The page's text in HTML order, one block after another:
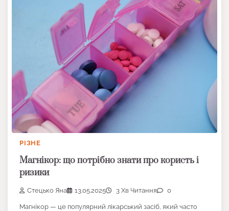
РІЗНЕ
Магнікор: що потрібно знати про користь і
ризики
Стецько Яна 13.05.2025 3 Хв Читання 0
Магнікор — це популярний лікарський засіб, який часто